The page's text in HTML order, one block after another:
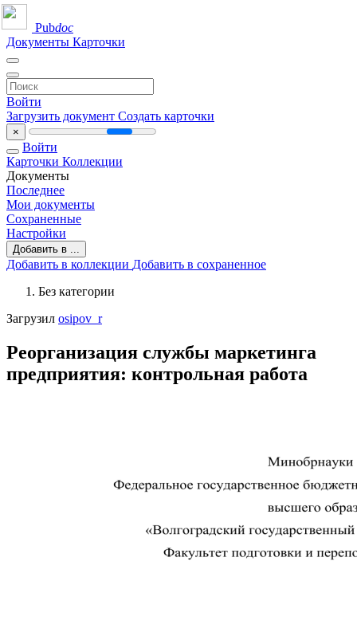
Pubdoc
Документы Карточки
Войти
Загрузить документ Создать карточки
×
Войти
Карточки Коллекции
Документы
Последнее
Мои документы
Сохраненные
Настройки
Добавить в ...
Добавить в коллекции Добавить в сохраненное
Без категории
Загрузил osipov_r
Реорганизация службы маркетинга
предприятия: контрольная работа